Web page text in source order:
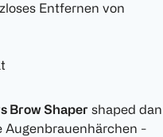
Entfernen von
Brow Shaper shaped
Augenbrauenhärchen -